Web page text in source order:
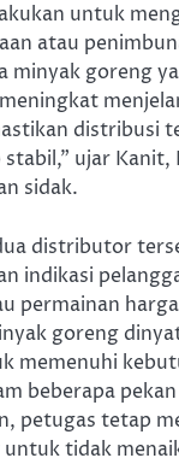
untuk
atau
minyak goreng
distribusi
ujar Kanit,
sidak.
distributor
indikasi
permainan
goreng
memenuhi
beberapa
petugas tetap
tidak